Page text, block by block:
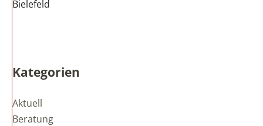
Bielefeld
Kategorien
Aktuell
Beratung